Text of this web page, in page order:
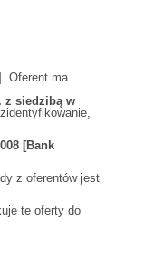
Oferent ma
z siedzibą w
[Bank
z oferentów jest
te oferty do